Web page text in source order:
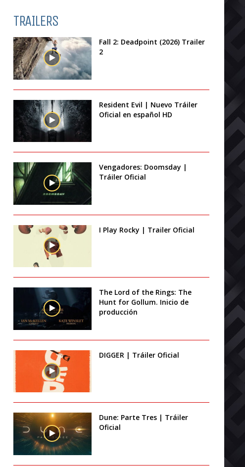
TRAILERS
Fall 2: Deadpoint (2026) Trailer
2
Resident Evil | Nuevo Tráiler
Oficial en español HD
Vengadores: Doomsday |
Tráiler Oficial
I Play Rocky | Trailer Oficial
The Lord of the Rings: The
Hunt for Gollum. Inicio de
producción
DIGGER | Tráiler Oficial
Dune: Parte Tres | Tráiler
Oficial